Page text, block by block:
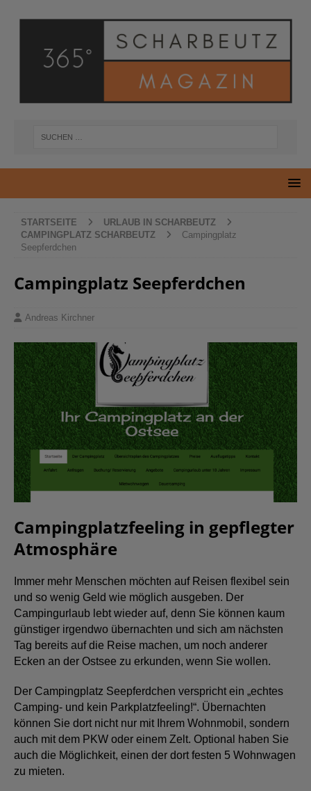
STARTSEITE
URLAUB IN SCHARBEUTZ
CAMPINGPLATZ SCHARBEUTZ
Campingplatz
Seepferdchen
Campingplatz Seepferdchen
Andreas Kirchner
Campingplatzfeeling in gepflegter
Atmosphäre
Immer mehr Menschen möchten auf Reisen flexibel sein
und so wenig Geld wie möglich ausgeben. Der
Campingurlaub lebt wieder auf, denn Sie können kaum
günstiger irgendwo übernachten und sich am nächsten
Tag bereits auf die Reise machen, um noch anderer
Ecken an der Ostsee zu erkunden, wenn Sie wollen.
Der Campingplatz Seepferdchen verspricht ein „echtes
Camping- und kein Parkplatzfeeling!“. Übernachten
können Sie dort nicht nur mit Ihrem Wohnmobil, sondern
auch mit dem PKW oder einem Zelt. Optional haben Sie
auch die Möglichkeit, einen der dort festen 5 Wohnwagen
zu mieten.